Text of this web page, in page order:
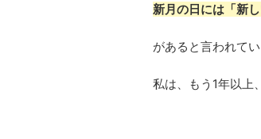
新月の日には「新
があると言われてい
私は、もう1年以上